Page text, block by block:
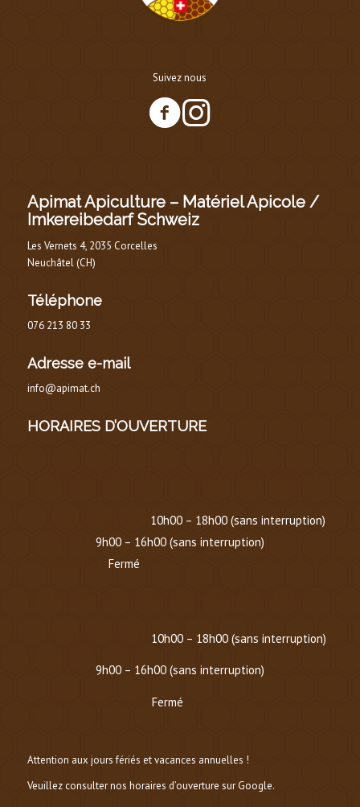
Suivez nous
Apimat Apiculture – Matériel Apicole /
Imkereibedarf Schweiz
Les Vernets 4, 2035 Corcelles
Neuchâtel (CH)
Téléphone
076 213 80 33
Adresse e-mail
info@apimat.ch
HORAIRES D’OUVERTURE
10h00 – 18h00 (sans interruption)
9h00 – 16h00 (sans interruption)
Fermé
10h00 – 18h00 (sans interruption)
9h00 – 16h00 (sans interruption)
Fermé
Attention aux jours fériés et vacances annuelles !
Veuillez consulter nos horaires d’ouverture sur Google.